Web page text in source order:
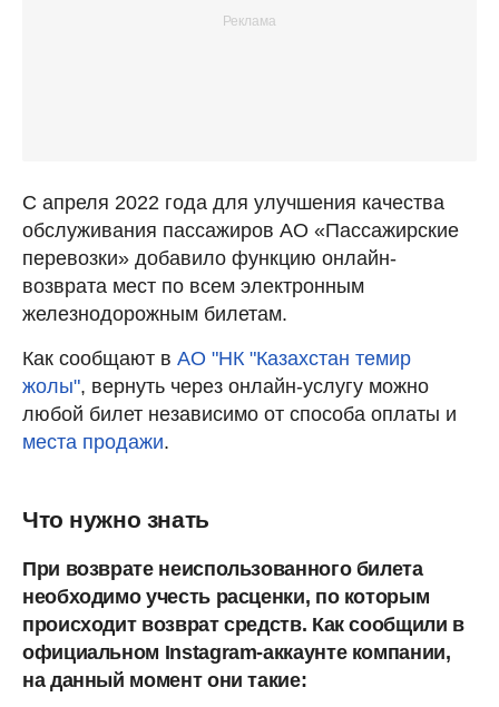
С апреля 2022 года для улучшения качества
обслуживания пассажиров АО «Пассажирские
перевозки» добавило функцию онлайн-
возврата мест по всем электронным
железнодорожным билетам.
Как сообщают в АО "НК "Казахстан темир
жолы", вернуть через онлайн-услугу можно
любой билет независимо от способа оплаты и
места продажи.
Что нужно знать
При возврате неиспользованного билета
необходимо учесть расценки, по которым
происходит возврат средств. Как сообщили в
официальном Instagram-аккаунте компании,
на данный момент они такие: